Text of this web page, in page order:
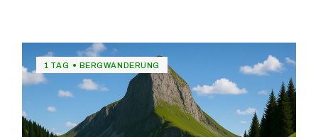
1 TAG BERGWANDERUNG